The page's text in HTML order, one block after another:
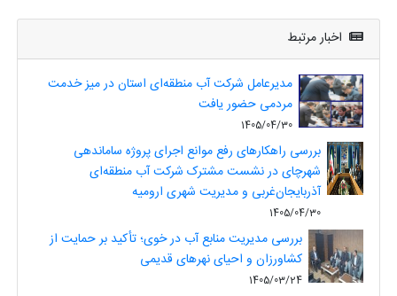
اخبار مرتبط
مدیرعامل شرکت آب منطقه‌ای استان در میز خدمت
مردمی حضور یافت
1405/04/30
بررسی راهکارهای رفع موانع اجرای پروژه ساماندهی
شهرچای در نشست مشترک شرکت آب منطقه‌ای
آذربایجان‌غربی و مدیریت شهری ارومیه
1405/04/30
بررسی مدیریت منابع آب در خوی؛ تأکید بر حمایت از
کشاورزان و احیای نهرهای قدیمی
1405/03/24